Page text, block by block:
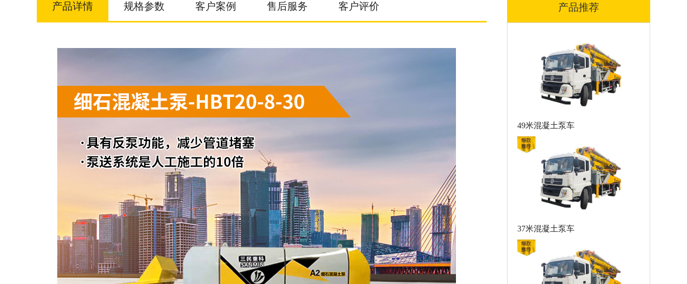
产品详情 规格参数 客户案例 售后服务 客户评价 产品推荐
49米混凝土泵车
37米混凝土泵车